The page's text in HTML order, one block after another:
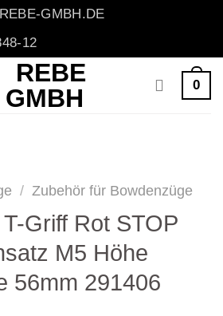
GMBH.DE
12
0
/ Zubehör für Bowdenzüge
Griff Rot STOP
M5 Höhe
56mm 291406